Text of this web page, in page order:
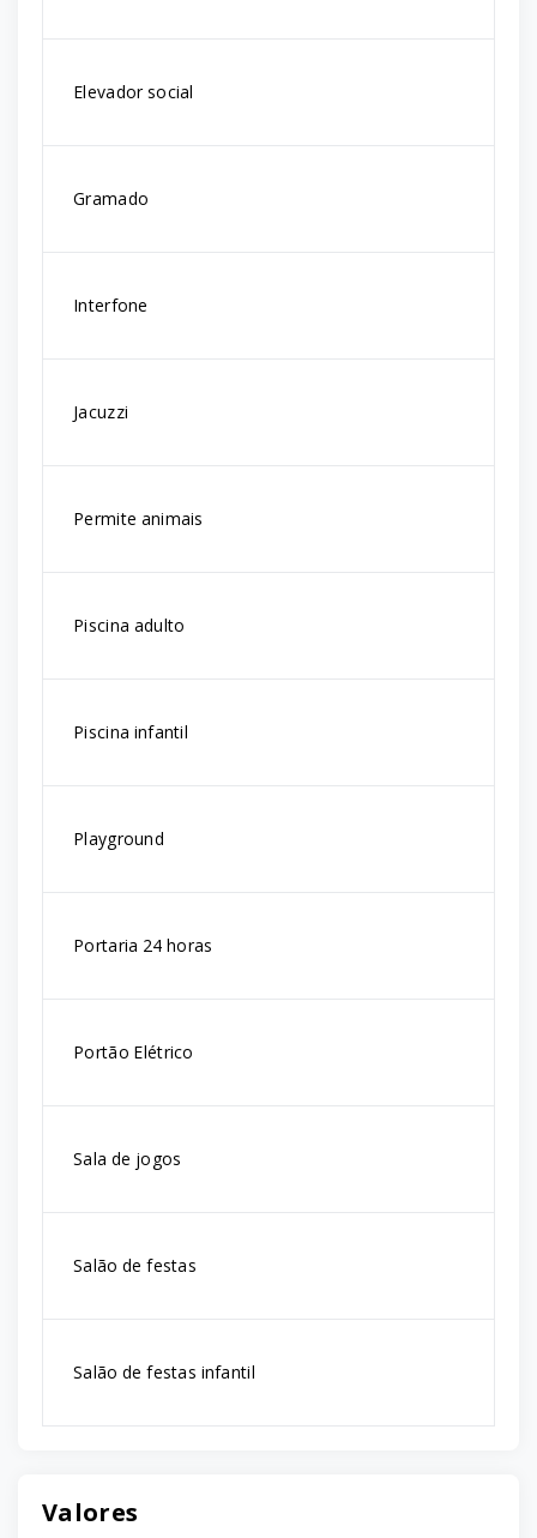
Elevador social
Gramado
Interfone
Jacuzzi
Permite animais
Piscina adulto
Piscina infantil
Playground
Portaria 24 horas
Portão Elétrico
Sala de jogos
Salão de festas
Salão de festas infantil
Valores